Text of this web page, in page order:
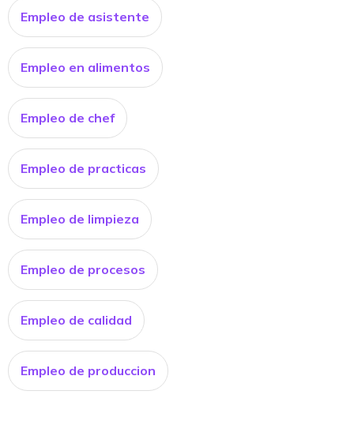
Empleo de asistente
Empleo en alimentos
Empleo de chef
Empleo de practicas
Empleo de limpieza
Empleo de procesos
Empleo de calidad
Empleo de produccion